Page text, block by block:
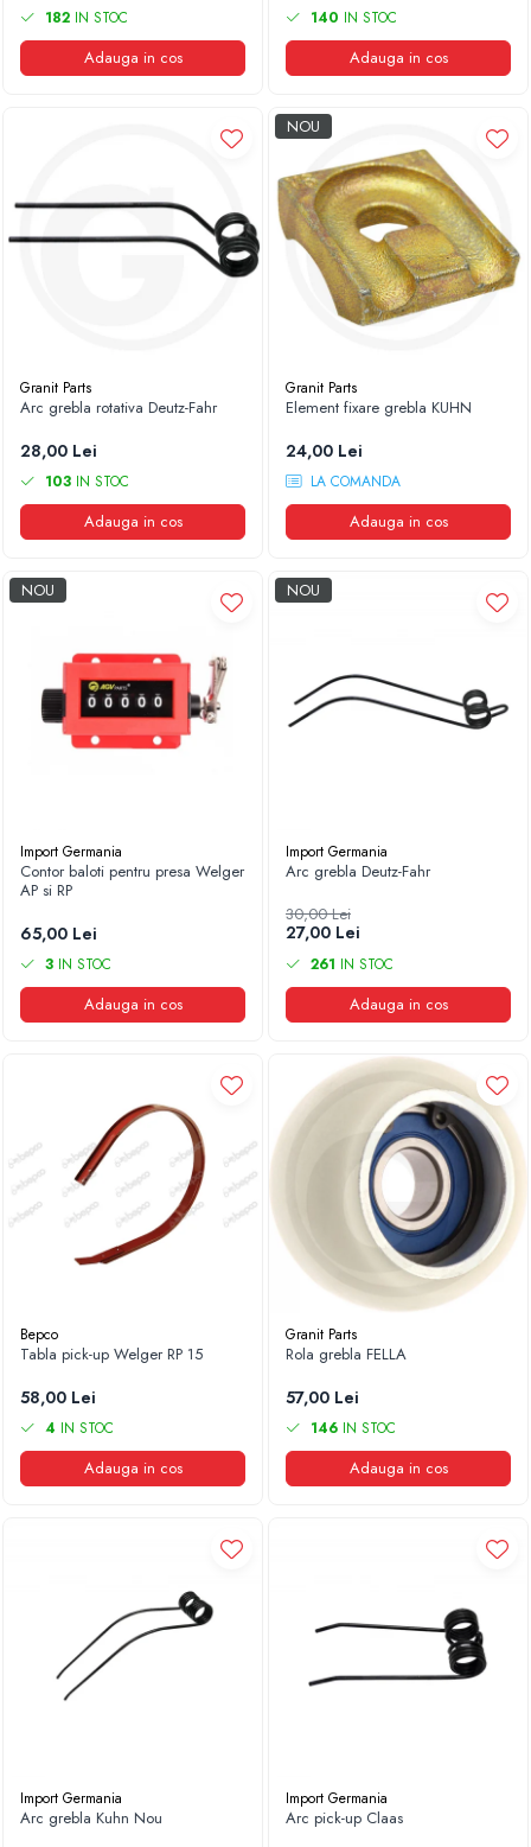
182 IN STOC
Adauga in cos
140 IN STOC
Adauga in cos
Granit Parts
Arc grebla rotativa Deutz-Fahr
28,00 Lei
103 IN STOC
Adauga in cos
NOU
Granit Parts
Element fixare grebla KUHN
24,00 Lei
LA COMANDA
Adauga in cos
NOU
Import Germania
Contor baloti pentru presa Welger
AP si RP
65,00 Lei
3 IN STOC
Adauga in cos
NOU
Import Germania
Arc grebla Deutz-Fahr
30,00 Lei
27,00 Lei
261 IN STOC
Adauga in cos
Bepco
Tabla pick-up Welger RP 15
58,00 Lei
4 IN STOC
Adauga in cos
Granit Parts
Rola grebla FELLA
57,00 Lei
146 IN STOC
Adauga in cos
Import Germania
Arc grebla Kuhn Nou
Import Germania
Arc pick-up Claas